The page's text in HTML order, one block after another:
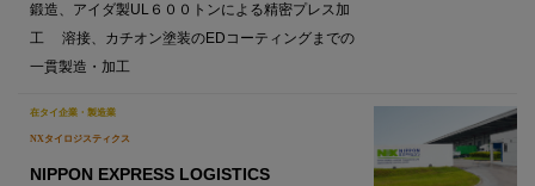
鍛造、アイダ製UL６００トンによる精密プレス加
工 溶接、カチオン塗装のEDコーティングまでの
一貫製造・加工
在タイ企業・製造業
NXタイロジスティクス
NIPPON EXPRESS LOGISTICS